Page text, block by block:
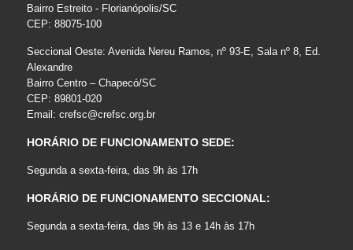
Bairro Estreito - Florianópolis/SC
CEP: 88075-100
Seccional Oeste: Avenida Nereu Ramos, nº 93-E, Sala nº 8, Ed.
Alexandre
Bairro Centro – Chapecó/SC
CEP: 89801-020
Email: crefsc@crefsc.org.br
HORÁRIO DE FUNCIONAMENTO SEDE:
Segunda a sexta-feira, das 9h às 17h
HORÁRIO DE FUNCIONAMENTO SECCIONAL:
Segunda a sexta-feira, das 9h às 13 e 14h às 17h